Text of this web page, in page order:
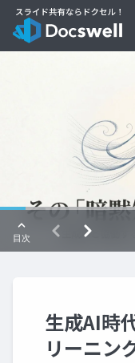
生成AI時
リーニン